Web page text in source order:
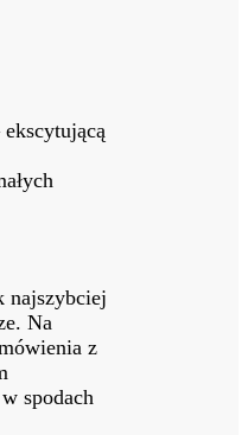
najszybciej
Na
z
spodach